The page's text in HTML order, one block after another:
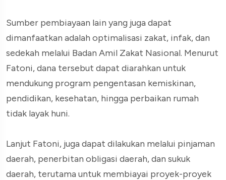
Sumber pembiayaan lain yang juga dapat
dimanfaatkan adalah optimalisasi zakat, infak, dan
sedekah melalui Badan Amil Zakat Nasional. Menurut
Fatoni, dana tersebut dapat diarahkan untuk
mendukung program pengentasan kemiskinan,
pendidikan, kesehatan, hingga perbaikan rumah
tidak layak huni.
Lanjut Fatoni, juga dapat dilakukan melalui pinjaman
daerah, penerbitan obligasi daerah, dan sukuk
daerah, terutama untuk membiayai proyek-proyek